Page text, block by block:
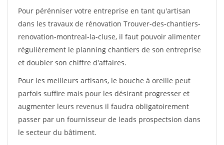
Pour pérénniser votre entreprise en tant qu'artisan
dans les travaux de rénovation Trouver-des-chantiers-
renovation-montreal-la-cluse, il faut pouvoir alimenter
régulièrement le planning chantiers de son entreprise
et doubler son chiffre d'affaires.
Pour les meilleurs artisans, le bouche à oreille peut
parfois suffire mais pour les désirant progresser et
augmenter leurs revenus il faudra obligatoirement
passer par un fournisseur de leads prospectsion dans
le secteur du bâtiment.